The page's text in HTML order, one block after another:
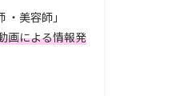
美容師」
画による情報発